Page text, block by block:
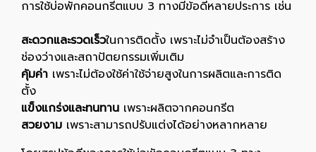
การใช้บ่อพักคอนกรีตแบบ 3 ทางมีข้อดีหลายประการ เช่น
สะดวกและรวดเร็วในการติดตั้ง เพราะไม่จำเป็นต้องสร้าง
ช่องว่างและสถาปัตยกรรมเพิ่มเติม
คุ้มค่า เพราะไม่ต้องใช้ค่าใช้จ่ายสูงในการผลิตและการติด
ตั้ง
แข็งแกร่งและทนทาน เพราะผลิตจากคอนกรีต
สวยงาม เพราะสามารถปรับแต่งได้อย่างหลากหลาย